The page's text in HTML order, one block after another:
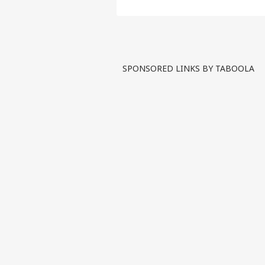
SPONSORED LINKS BY TABOOLA
के